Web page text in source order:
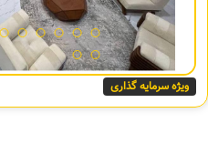
ویژه سرمایه گذاری